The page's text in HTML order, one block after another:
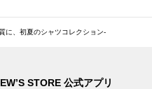
に、初夏のシャツコレクション-
STORE 公式アプリ